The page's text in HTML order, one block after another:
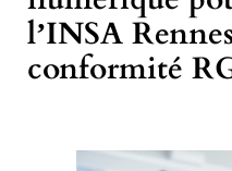
l’INSA
conformité